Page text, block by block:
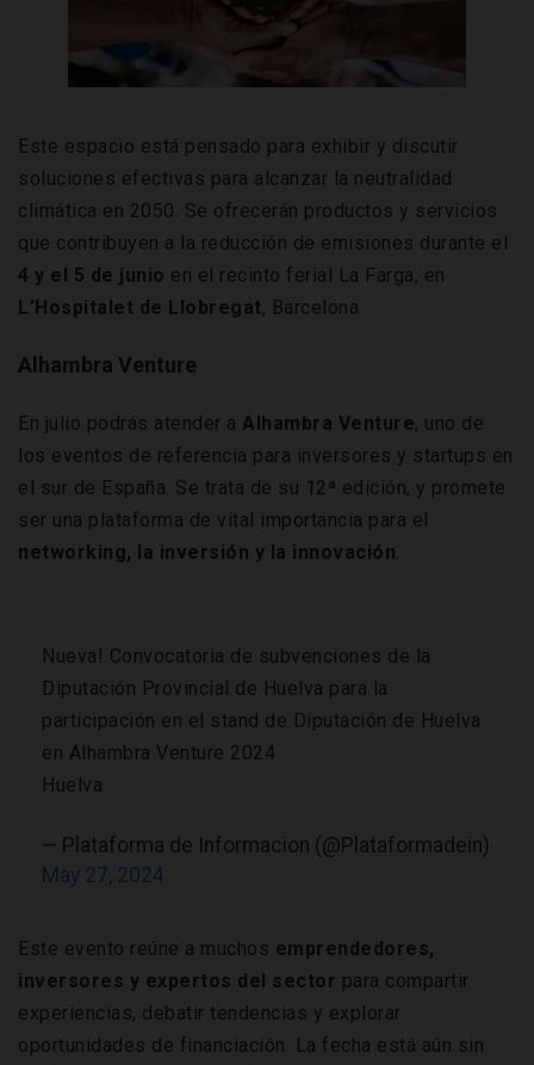
Este espacio está pensado para exhibir y discutir
soluciones efectivas para alcanzar la neutralidad
climática en 2050. Se ofrecerán productos y servicios
que contribuyen a la reducción de emisiones durante el
4 y el 5 de junio en el recinto ferial La Farga, en
L’Hospitalet de Llobregat, Barcelona.
Alhambra Venture
En julio podrás atender a Alhambra Venture, uno de
los eventos de referencia para inversores y startups en
el sur de España. Se trata de su 12ª edición, y promete
ser una plataforma de vital importancia para el
networking, la inversión y la innovación.
Nueva! Convocatoria de subvenciones de la
Diputación Provincial de Huelva para la
participación en el stand de Diputación de Huelva
en Alhambra Venture 2024
Huelva
— Plataforma de Informacion (@Plataformadein)
May 27, 2024
Este evento reúne a muchos emprendedores,
inversores y expertos del sector para compartir
experiencias, debatir tendencias y explorar
oportunidades de financiación. La fecha está aún sin